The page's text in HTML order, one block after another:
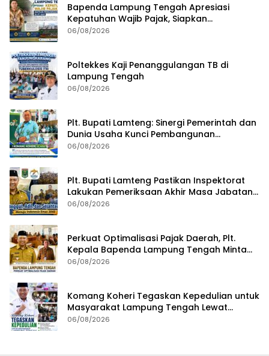
Bapenda Lampung Tengah Apresiasi
Kepatuhan Wajib Pajak, Siapkan
Pengawasan Terpadu di PT GGP
06/08/2026
Poltekkes Kaji Penanggulangan TB di
Lampung Tengah
06/08/2026
Plt. Bupati Lamteng: Sinergi Pemerintah dan
Dunia Usaha Kunci Pembangunan
Berkelanjutan
06/08/2026
Plt. Bupati Lamteng Pastikan Inspektorat
Lakukan Pemeriksaan Akhir Masa Jabatan
51 Kepala Kampung
06/08/2026
Perkuat Optimalisasi Pajak Daerah, Plt.
Kepala Bapenda Lampung Tengah Minta
Seluruh Pengelola Tingkatkan Inovasi dan
06/08/2026
Komang Koheri Tegaskan Kepedulian untuk
Masyarakat Lampung Tengah Lewat
Penyaluran Bantuan Disabilitas
06/08/2026